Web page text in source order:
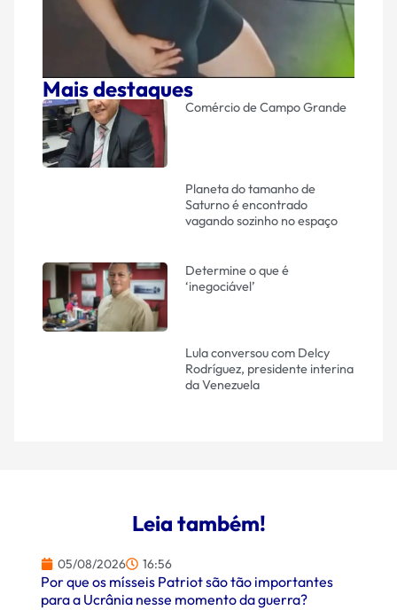
Mais destaques
Comércio de Campo Grande
Planeta do tamanho de
Saturno é encontrado
vagando sozinho no espaço
Determine o que é
‘inegociável’
Lula conversou com Delcy
Rodríguez, presidente interina
da Venezuela
Leia também!
05/08/2026 16:56
Por que os mísseis Patriot são tão importantes
para a Ucrânia nesse momento da guerra?